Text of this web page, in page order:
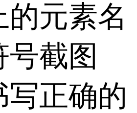
元素名
截图
写正确的